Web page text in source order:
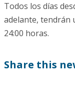
Todos los días
adelante, tendrán
24:00 horas.
Share this